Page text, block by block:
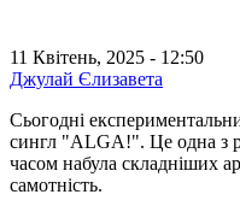
11 Квітень, 2025 - 12:50
Джулай Єлизавета
Сьогодні
сингл "ALGA!". Це одна з
часом набула складніших
самотність.